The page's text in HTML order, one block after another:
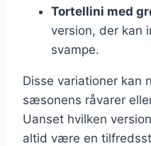
Tortellini med
version, der kan
svampe.
Disse variationer kan
sæsonens råvarer
Uanset hvilken
altid være en